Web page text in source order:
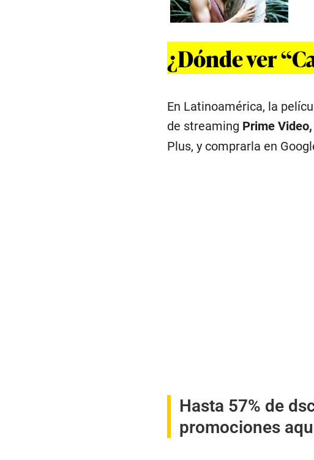
¿Dónde ver
En Latinoamérica, la
de streaming Prime
Plus, y comprarla en
Hasta 57% de
promociones